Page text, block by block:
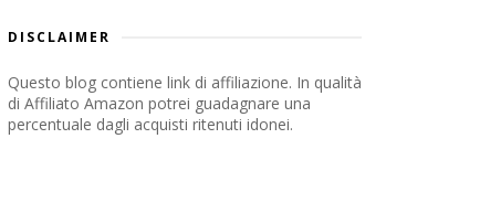
DISCLAIMER
Questo blog contiene link di affiliazione. In qualità
di Affiliato Amazon potrei guadagnare una
percentuale dagli acquisti ritenuti idonei.